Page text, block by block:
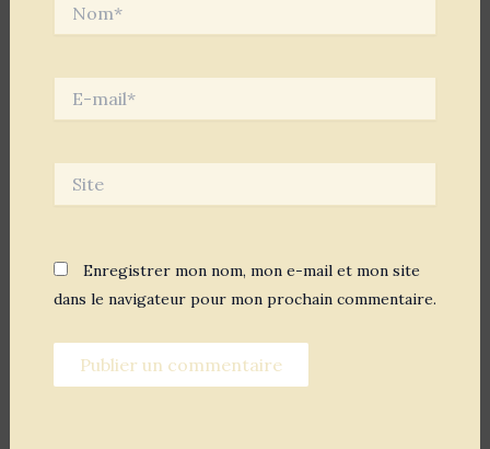
mail*
Enregistrer mon nom, mon e-mail et mon site
dans le navigateur pour mon prochain commentaire.